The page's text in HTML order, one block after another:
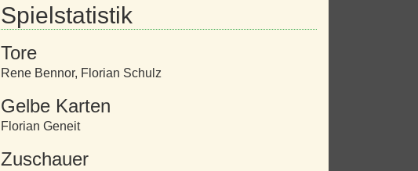
Spielstatistik
Tore
Rene Bennor, Florian Schulz
Gelbe Karten
Florian Geneit
Zuschauer